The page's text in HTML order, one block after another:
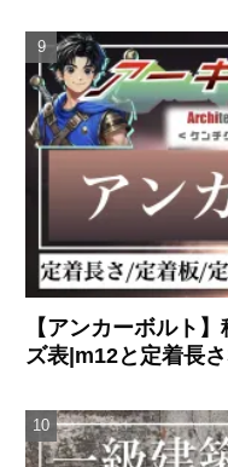
【アンカーボルト
ズ表|m12と定着長